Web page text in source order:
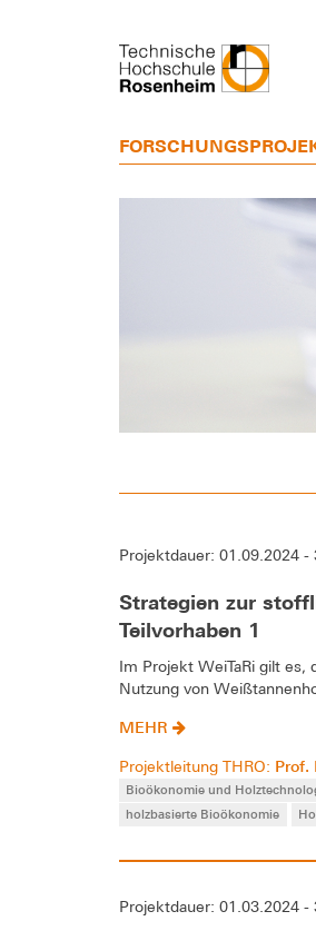
Projektdauer: 01.09.2024 -
Strategien zur
Teilvorhaben 1
Im Projekt WeiTaRi gilt
Nutzung von
MEHR
Projektleitung THRO: Prof.
Bioökonomie und
holzbasierte Bioökonomie
Projektdauer: 01.03.2024 -